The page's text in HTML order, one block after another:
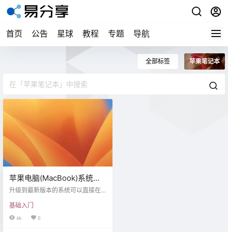
首页 公告 星球 教程 专题 导航
全部标签 苹果笔记本
苹果电脑(MacBook)系统
(macOS)低版本更新到高版
升级到最新版本的系统可以直接在A
ra” 并下载安装或使用 Safari 浏览器
点击此链接：https://apps.apple.co
基础入门
6k 0